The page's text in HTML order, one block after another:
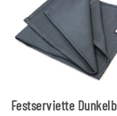
Festserviette